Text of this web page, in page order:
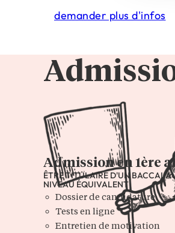
demander plus d'infos
Admission en 1ère
ÊTRE TITULAIRE D'UN
NIVEAU ÉQUIVALENT
Dossier de candidature
Tests en ligne
Entretien de motivation